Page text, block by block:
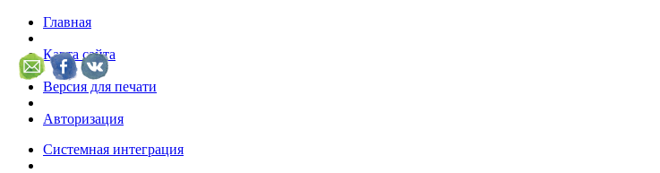
Главная
Карта сайта
Версия для печати
Авторизация
Системная интеграция